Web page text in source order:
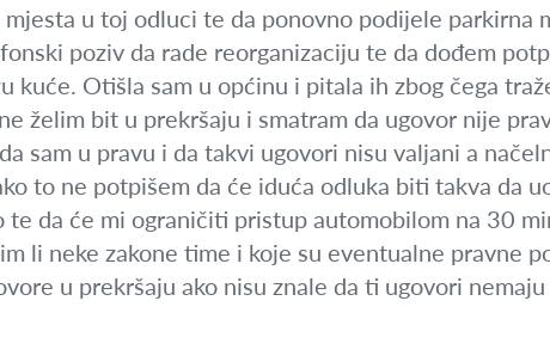
u toj odluci te da ponovno podijele parkirna
poziv da rade reorganizaciju te da dođem
kuće. Otišla sam u općinu i pitala ih zbog čega
želim bit u prekršaju i smatram da ugovor nije
sam u pravu i da takvi ugovori nisu valjani a
to ne potpišem da će iduća odluka biti takva da
da će mi ograničiti pristup automobilom na 30
li neke zakone time i koje su eventualne pravne
u prekršaju ako nisu znale da ti ugovori